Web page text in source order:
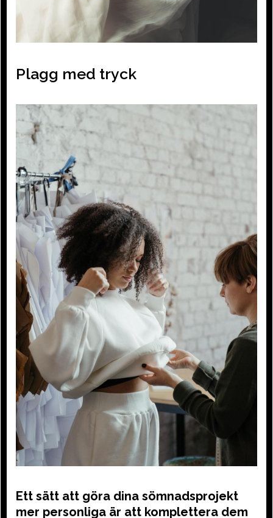
Plagg med tryck
Ett sätt att göra dina sömnadsprojekt
mer personliga är att komplettera dem